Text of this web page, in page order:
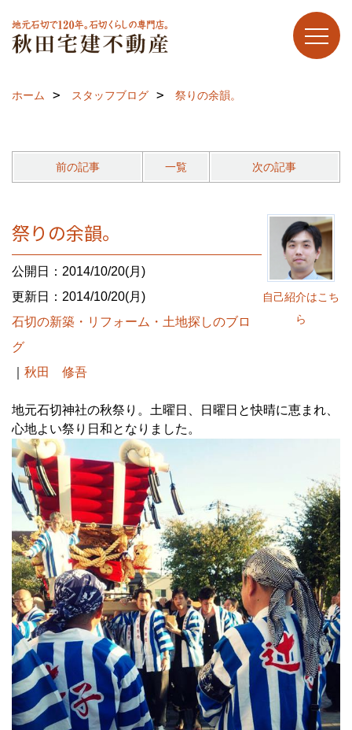
ホーム スタッフブログ 祭りの余韻。
前の記事 一覧 次の記事
自己紹介はこち
ら
祭りの余韻。
公開日：2014/10/20(月)
更新日：2014/10/20(月)
石切の新築・リフォーム・土地探しのブロ
グ
秋田 修吾
地元石切神社の秋祭り。土曜日、日曜日と快晴に恵まれ、
心地よい祭り日和となりました。